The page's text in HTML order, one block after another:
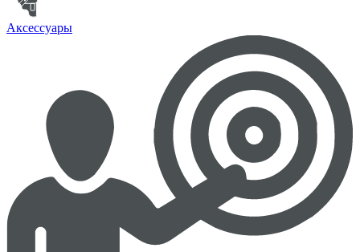
Аксессуары